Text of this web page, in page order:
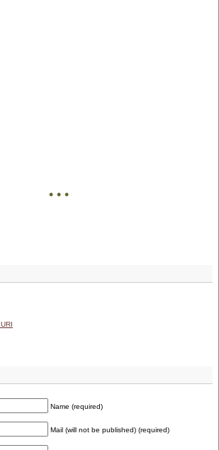
• • •
URI
Name (required)
Mail (will not be published) (required)